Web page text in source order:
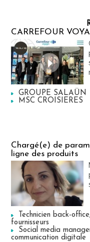
CARREFOUR
GROUPE SALAÜN
MSC CROISIERES
Chargé(e) de
ligne des produits
Technicien back-
fournisseurs
Social media
communication digitale